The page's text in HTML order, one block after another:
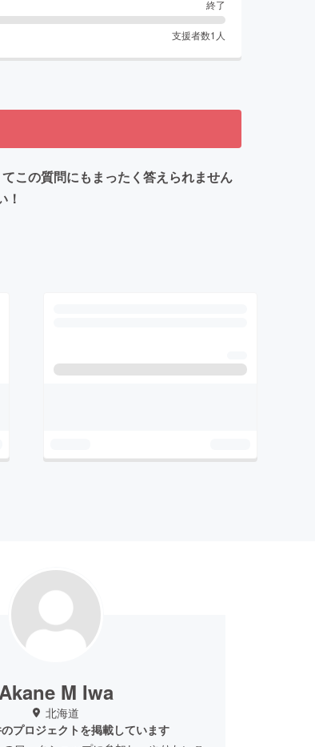
終了
支援者数1 人
この質問にもまったく答えられません
！
Akane M Iwa
北海道
プロジェクトを掲載しています